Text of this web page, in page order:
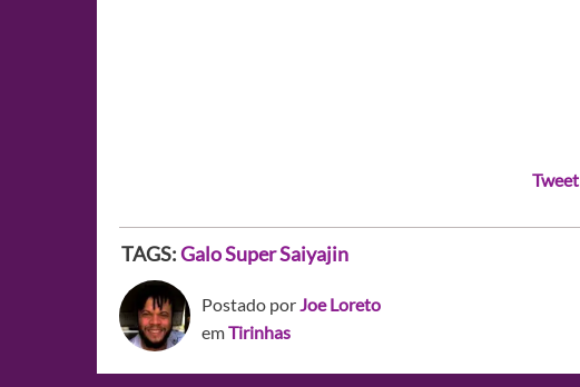
Tweet
TAGS:Galo Super Saiyajin
Postado porJoe Loreto
emTirinhas